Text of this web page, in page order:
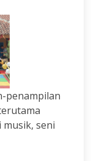
penampilan
musik, seni